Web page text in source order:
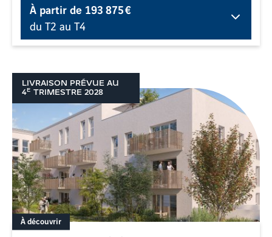
À partir de193 875 €
du T2 au T4
LIVRAISON PRÉVUE AU
4E TRIMESTRE 2028
À découvrir